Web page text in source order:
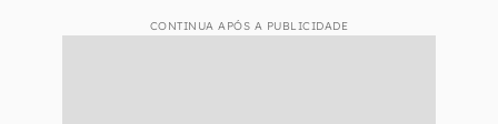
CONTINUA APÓS A PUBLICIDADE